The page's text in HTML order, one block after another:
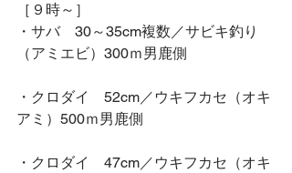
［９時～］
・サバ　30～35cm複数／サビキ釣り
（アミエビ）300ｍ男鹿側
・クロダイ　52cm／ウキフカセ（オキ
アミ）500ｍ男鹿側
・クロダイ　47cm／ウキフカセ（オキ